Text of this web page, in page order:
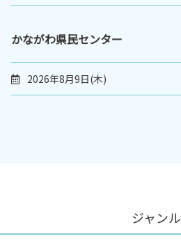
かながわ県民センター
2026年8月9日(木)
ジャンル